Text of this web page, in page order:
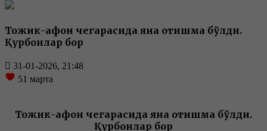
Тожик-афғон чегарасида яна отишма бўлди.
Қурбонлар бор
31-01-2026, 21:48
51 марта
Тожик-афғон чегарасида яна отишма бўлди.
Қурбонлар бор